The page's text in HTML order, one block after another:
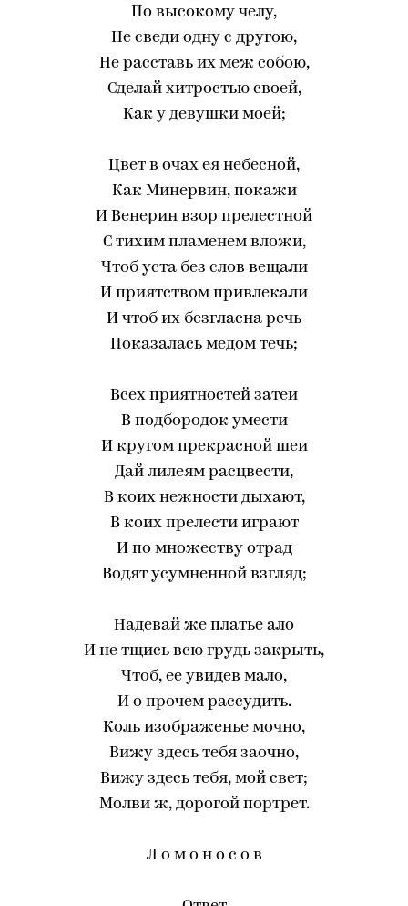
По высокому челу,
Не сведи одну с другою,
Не расставь их меж собою,
Сделай хитростью своей,
Как у девушки моей;
Цвет в очах ея небесной,
Как Минервин, покажи
И Венерин взор прелестной
С тихим пламенем вложи,
Чтоб уста без слов вещали
И приятством привлекали
И чтоб их безгласна речь
Показалась медом течь;
Всех приятностей затеи
В подбородок умести
И кругом прекрасной шеи
Дай лилеям расцвести,
В коих нежности дыхают,
В коих прелести играют
И по множеству отрад
Водят усумненной взгляд;
Надевай же платье ало
И не тщись всю грудь закрыть,
Чтоб, ее увидев мало,
И о прочем рассудить.
Коль изображенье мочно,
Вижу здесь тебя заочно,
Вижу здесь тебя, мой свет;
Молви ж, дорогой портрет.
Л о м о н о с о в